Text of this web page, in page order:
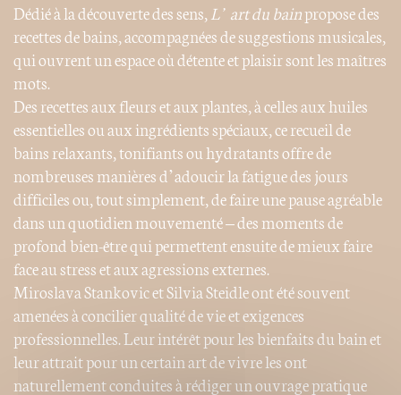
Dédié à la découverte des sens,L’ art du bainpropose des
recettes de bains, accompagnées de suggestions musicales,
qui ouvrent un espace où détente et plaisir sont les maîtres
mots.
Des recettes aux fleurs et aux plantes, à celles aux huiles
essentielles ou aux ingrédients spéciaux, ce recueil de
bains relaxants, tonifiants ou hydratants offre de
nombreuses manières d’adoucir la fatigue des jours
difficiles ou, tout simplement, de faire une pause agréable
dans un quotidien mouvementé – des moments de
profond bien-être qui permettent ensuite de mieux faire
face au stress et aux agressions externes.
Miroslava Stankovic et Silvia Steidle ont été souvent
amenées à concilier qualité de vie et exigences
professionnelles. Leur intérêt pour les bienfaits du bain et
leur attrait pour un certain art de vivre les ont
naturellement conduites à rédiger un ouvrage pratique